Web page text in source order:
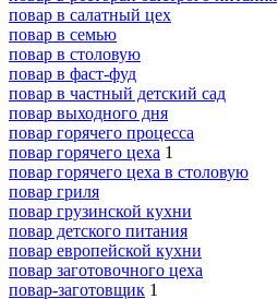
повар в салатный цех
повар в семью
повар в столовую
повар в фаст-фуд
повар в частный детский сад
повар выходного дня
повар горячего процесса
повар горячего цеха 1
повар горячего цеха в столовую
повар гриля
повар грузинской кухни
повар детского питания
повар европейской кухни
повар заготовочного цеха
повар-заготовщик 1